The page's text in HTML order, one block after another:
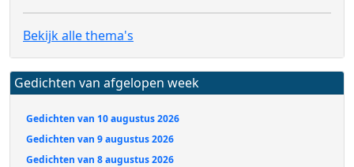
Bekijk alle thema's
Gedichten van afgelopen week
Gedichten van 10 augustus 2026
Gedichten van 9 augustus 2026
Gedichten van 8 augustus 2026